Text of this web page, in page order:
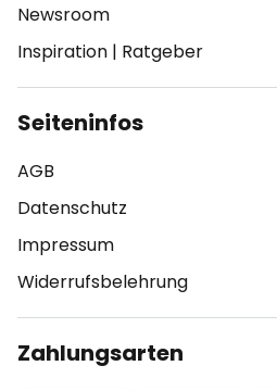
Newsroom
Inspiration | Ratgeber
Seiteninfos
AGB
Datenschutz
Impressum
Widerrufsbelehrung
Zahlungsarten